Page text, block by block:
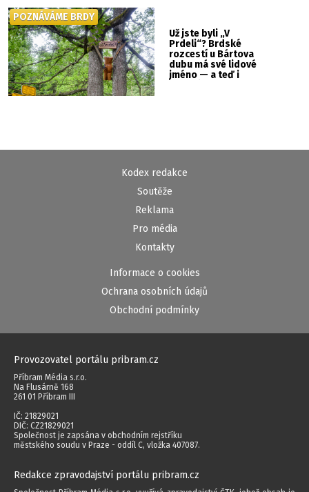
Už jste byli „V
Prdeli“? Brdské
rozcestí u Bártova
dubu má své lidové
jméno — a teď i
POZNÁVÁME BRDY
Kodex redakce
Soutěže
Reklama
Pro média
Kontakty
Informace o cookies
Ochrana osobních údajů
Obchodní podmínky
Provozovatel portálu pribram.cz
Příbram Média s.r.o.
Na Flusárně 168
261 01 Příbram III
IČ: 21829021
DIČ: CZ21829021
Společnost je zapsána v obchodním rejstříku
městského soudu v Praze - oddíl C, vložka 407087.
Redakce zpravodajství portálu pribram.cz